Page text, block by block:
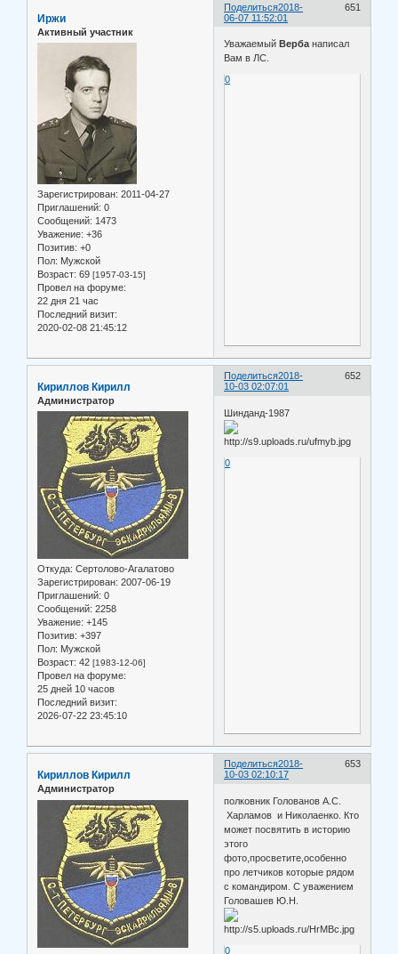
Поделиться 651
2018-
06-07 11:52:01
Иржи
Активный участник
Зарегистрирован: 2011-04-27
Приглашений: 0
Сообщений: 1473
Уважение: +36
Позитив: +0
Пол: Мужской
Возраст: 69 [1957-03-15]
Провел на форуме:
22 дня 21 час
Последний визит:
2020-02-08 21:45:12
Уважаемый Верба написал
Вам в ЛС.
0
Поделиться 652
2018-
10-03 02:07:01
Кириллов Кирилл
Администратор
Откуда: Сертолово-Агалатово
Зарегистрирован: 2007-06-19
Приглашений: 0
Сообщений: 2258
Уважение: +145
Позитив: +397
Пол: Мужской
Возраст: 42 [1983-12-06]
Провел на форуме:
25 дней 10 часов
Последний визит:
2026-07-22 23:45:10
Шинданд-1987
0
Поделиться 653
2018-
10-03 02:10:17
Кириллов Кирилл
Администратор
полковник Голованов А.С.
Харламов и Николаенко. Кто
может посвятить в историю
этого
фото,просветите,особенно
про летчиков которые рядом
с командиром. С уважением
Головашев Ю.Н.
0